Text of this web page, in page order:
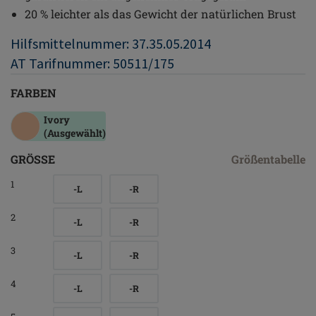
20 % leichter als das Gewicht der natürlichen Brust
Hilfsmittelnummer: 37.35.05.2014
AT Tarifnummer: 50511/175
FARBEN
Ivory
(Ausgewählt)
GRÖSSE Größentabelle
1 -L -R
2 -L -R
3 -L -R
4 -L -R